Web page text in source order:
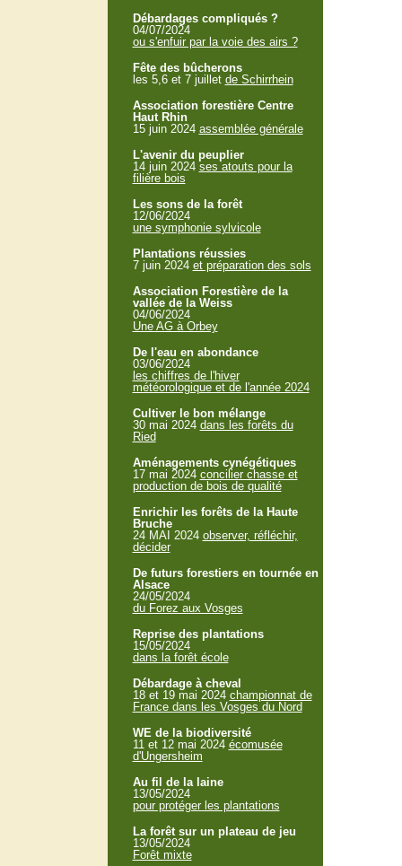
Débardages compliqués ?
04/07/2024
ou s'enfuir par la voie des airs ?
Fête des bûcherons
les 5,6 et 7 juillet de Schirrhein
Association forestière Centre
Haut Rhin
15 juin 2024 assemblée générale
L'avenir du peuplier
14 juin 2024 ses atouts pour la
filière bois
Les sons de la forêt
12/06/2024
une symphonie sylvicole
Plantations réussies
7 juin 2024 et préparation des sols
Association Forestière de la
vallée de la Weiss
04/06/2024
Une AG à Orbey
De l'eau en abondance
03/06/2024
les chiffres de l'hiver
météorologique et de l'année 2024
Cultiver le bon mélange
30 mai 2024 dans les forêts du
Ried
Aménagements cynégétiques
17 mai 2024 concilier chasse et
production de bois de qualité
Enrichir les forêts de la Haute
Bruche
24 MAI 2024 observer, réfléchir,
décider
De futurs forestiers en tournée en
Alsace
24/05/2024
du Forez aux Vosges
Reprise des plantations
15/05/2024
dans la forêt école
Débardage à cheval
18 et 19 mai 2024 championnat de
France dans les Vosges du Nord
WE de la biodiversité
11 et 12 mai 2024 écomusée
d'Ungersheim
Au fil de la laine
13/05/2024
pour protéger les plantations
La forêt sur un plateau de jeu
13/05/2024
Forêt mixte